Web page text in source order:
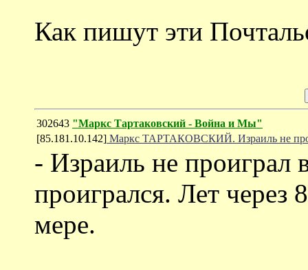
Как пишут эти
302643 "Маркс Тартаковский - Война и Мы"
[85.181.10.142] Маркс ТАРТАКОВСКИЙ. Израиль не
- Израиль не проиграл
проигрался. Лет
мере.